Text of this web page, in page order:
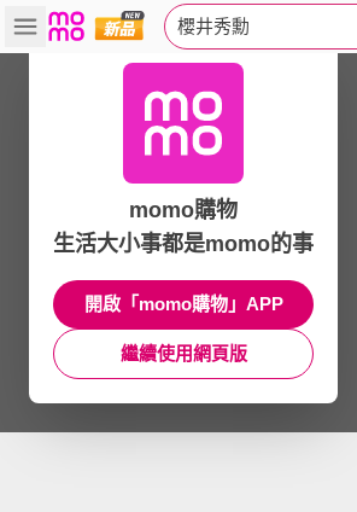
櫻井秀勳
momo購物
生活大小事都是momo的事
開啟「momo購物」APP
繼續使用網頁版